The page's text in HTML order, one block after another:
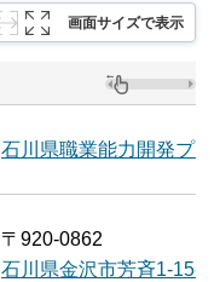
画面サイズで表示
石川県職業能力開発プラ
〒920-0862
石川県金沢市芳斉1-15-